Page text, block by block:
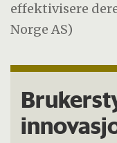
effektivisere
Norge AS)